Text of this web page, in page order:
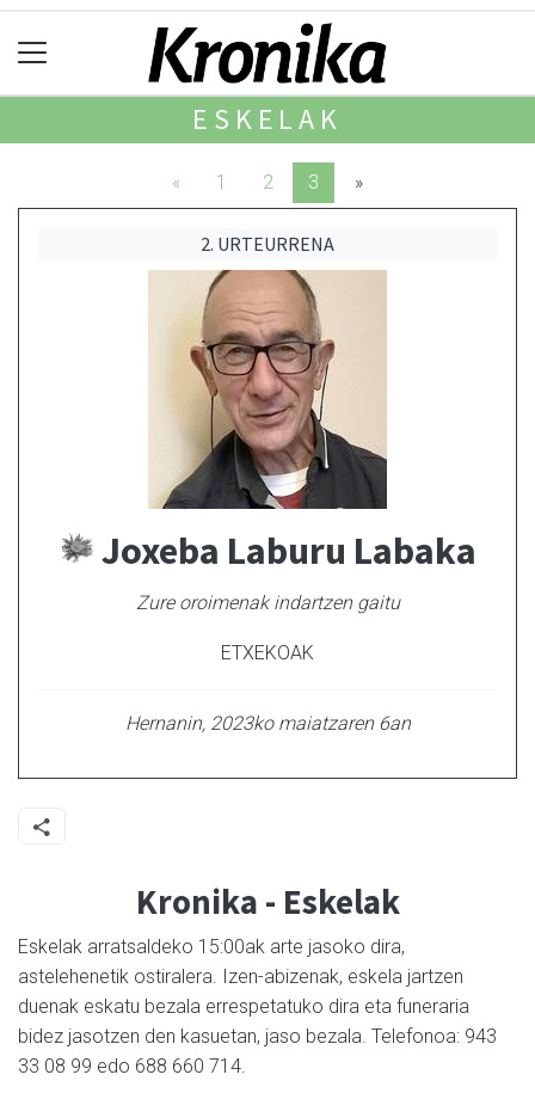
ESKELAK
« 1 2 3 »
2. URTEURRENA
Joxeba Laburu Labaka
Zure oroimenak indartzen gaitu
ETXEKOAK
Hernanin, 2023ko maiatzaren 6an
Kronika - Eskelak
Eskelak arratsaldeko 15:00ak arte jasoko dira,
astelehenetik ostiralera. Izen-abizenak, eskela jartzen
duenak eskatu bezala errespetatuko dira eta funeraria
bidez jasotzen den kasuetan, jaso bezala. Telefonoa: 943
33 08 99 edo 688 660 714.